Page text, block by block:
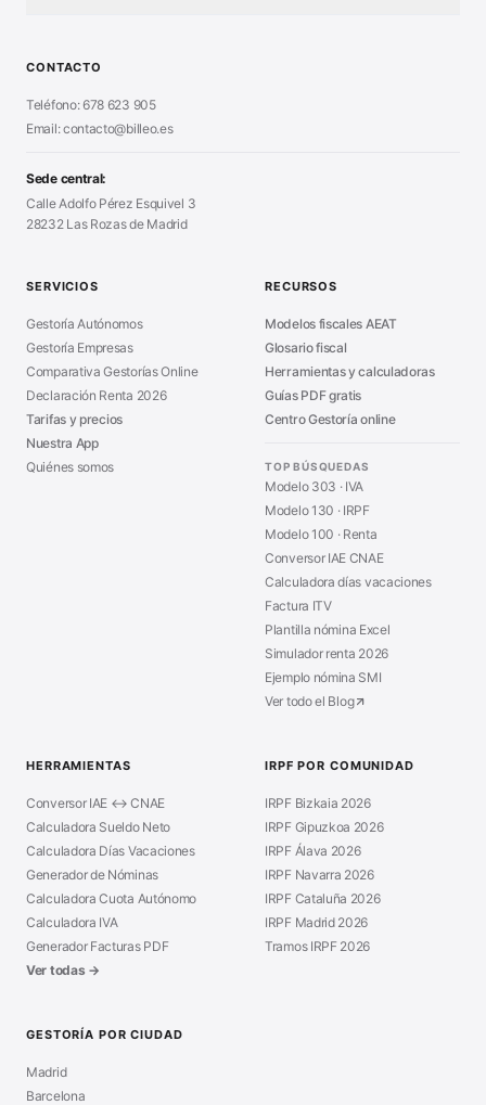
Generador Nóminas
■ Generador Presupuestos
Generador Facturas
■Modelo Nómina PDF
■Calculadora Vacaciones
■Alta Autónomo Paso a Paso
Declaración Renta 2026
■Certificado Digital
■Sanciones Hacienda
■Asesoría en Madrid
CONTACTO
Teléfono: 678 623 905
Email: contacto@billeo.es
Sede central:
Calle Adolfo Pérez Esquivel 3
28232 Las Rozas de Madrid
SERVICIOS
Gestoría Autónomos
Gestoría Empresas
Comparativa Gestorías Online
Declaración Renta 2026
Tarifas y precios
Nuestra App
Quiénes somos
RECURSOS
Modelos fiscales AEAT
Glosario fiscal
Herramientas y calculadoras
Guías PDF gratis
Centro Gestoría online
TOP BÚSQUEDAS
Modelo 303 · IVA
Modelo 130 · IRPF
Modelo 100 · Renta
Conversor IAE CNAE
Calculadora días vacaciones
Factura ITV
Plantilla nómina Excel
Simulador renta 2026
Ejemplo nómina SMI
Ver todo el Blog
HERRAMIENTAS
Conversor IAE ↔ CNAE
Calculadora Sueldo Neto
Calculadora Días Vacaciones
Generador de Nóminas
Calculadora Cuota Autónomo
Calculadora IVA
Generador Facturas PDF
Ver todas →
IRPF POR COMUNIDAD
IRPF Bizkaia 2026
IRPF Gipuzkoa 2026
IRPF Álava 2026
IRPF Navarra 2026
IRPF Cataluña 2026
IRPF Madrid 2026
Tramos IRPF 2026
GESTORÍA POR CIUDAD
Madrid
Barcelona